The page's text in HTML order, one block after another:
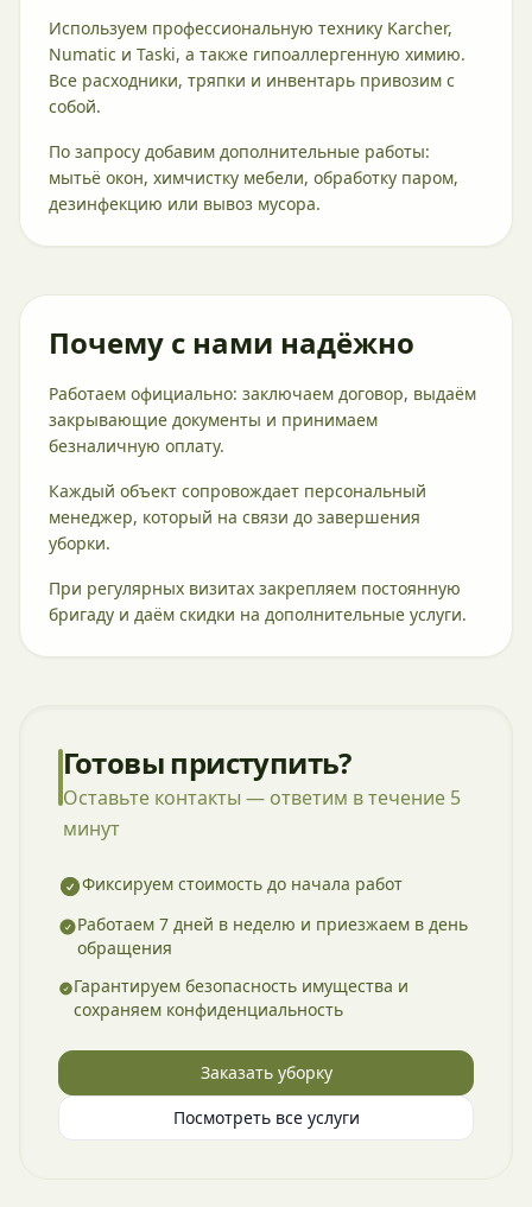
Используем профессиональную технику Karcher,
Numatic и Taski, а также гипоаллергенную химию.
Все расходники, тряпки и инвентарь привозим с
собой.
По запросу добавим дополнительные работы:
мытьё окон, химчистку мебели, обработку паром,
дезинфекцию или вывоз мусора.
Почему с нами надёжно
Работаем официально: заключаем договор, выдаём
закрывающие документы и принимаем
безналичную оплату.
Каждый объект сопровождает персональный
менеджер, который на связи до завершения
уборки.
При регулярных визитах закрепляем постоянную
бригаду и даём скидки на дополнительные услуги.
Готовы приступить?
Оставьте контакты — ответим в течение 5
минут
Фиксируем стоимость до начала работ
Работаем 7 дней в неделю и приезжаем в день
обращения
Гарантируем безопасность имущества и
сохраняем конфиденциальность
Заказать уборку
Посмотреть все услуги